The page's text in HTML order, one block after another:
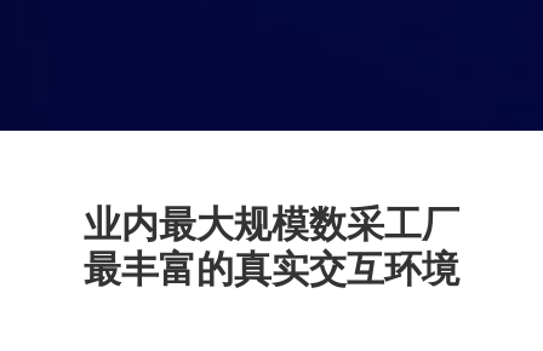
业内最大规模数采工厂
最丰富的真实交互环境